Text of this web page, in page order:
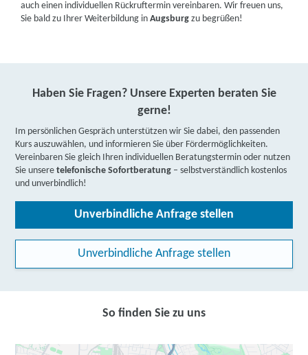
auch einen individuellen Rückruftermin vereinbaren. Wir freuen uns,
Sie bald zu Ihrer Weiterbildung inAugsburg zu begrüßen!
Haben Sie Fragen? Unsere Experten beraten Sie
gerne!
Im persönlichen Gespräch unterstützen wir Sie dabei, den passenden
Kurs auszuwählen, und informieren Sie über Fördermöglichkeiten.
Vereinbaren Sie gleich Ihren individuellen Beratungstermin oder nutzen
Sie unseretelefonische Sofortberatung – selbstverständlich kostenlos
und unverbindlich!
Unverbindliche Anfrage stellen
Unverbindliche Anfrage stellen
So finden Sie zu uns